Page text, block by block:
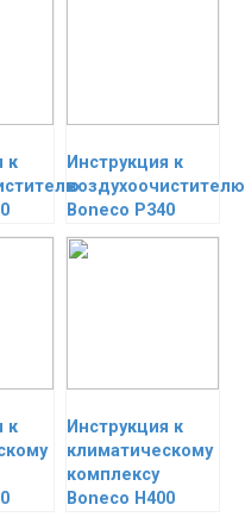
к
Инструкция к
воздухоочистителю
Boneco P340
к
Инструкция к
климатическому
комплексу
Boneco H400